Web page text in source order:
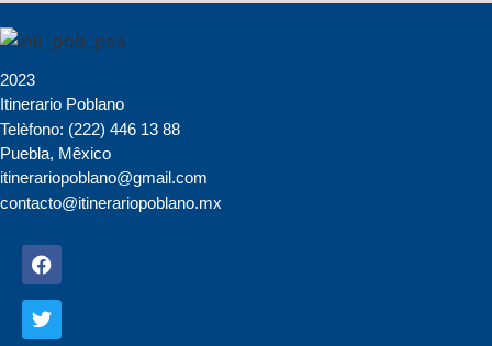
2023
Itinerario Poblano
Telèfono: (222) 446 13 88
Puebla, Mêxico
itinerariopoblano@gmail.com
contacto@itinerariopoblano.mx